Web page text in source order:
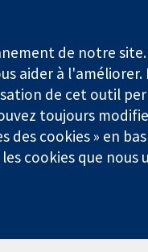
limitée par
de notre
aider à
de cet outil
toujours
cookies » en
cookies que nous